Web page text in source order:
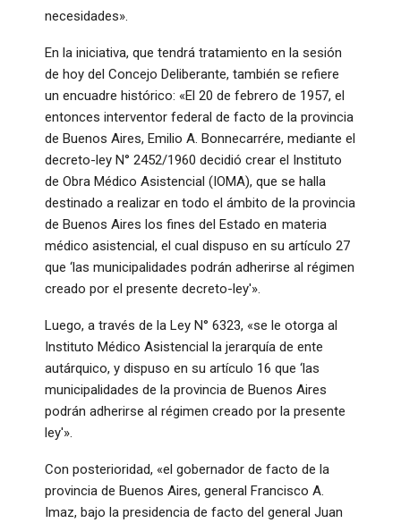
necesidades».
En la iniciativa, que tendrá tratamiento en la sesión
de hoy del Concejo Deliberante, también se refiere
un encuadre histórico: «El 20 de febrero de 1957, el
entonces interventor federal de facto de la provincia
de Buenos Aires, Emilio A. Bonnecarrére, mediante el
decreto-ley N° 2452/1960 decidió crear el Instituto
de Obra Médico Asistencial (IOMA), que se halla
destinado a realizar en todo el ámbito de la provincia
de Buenos Aires los fines del Estado en materia
médico asistencial, el cual dispuso en su artículo 27
que ‘las municipalidades podrán adherirse al régimen
creado por el presente decreto-ley'».
Luego, a través de la Ley N° 6323, «se le otorga al
Instituto Médico Asistencial la jerarquía de ente
autárquico, y dispuso en su artículo 16 que ‘las
municipalidades de la provincia de Buenos Aires
podrán adherirse al régimen creado por la presente
ley'».
Con posterioridad, «el gobernador de facto de la
provincia de Buenos Aires, general Francisco A.
Imaz, bajo la presidencia de facto del general Juan